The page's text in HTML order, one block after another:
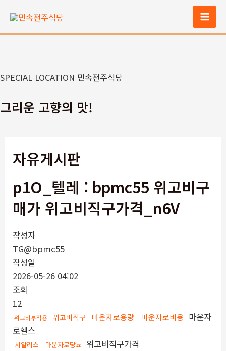
츠
너
기
Main
SPECIAL LOCATION 민속전주식당
그리운 고향의 맛!
자유게시판
p1O_텔레 : bpmc55 위고비구
매가 위고비직구가격_n6V
작성자
TG@bpmc55
작성일
2026-05-26 04:02
조회
12
위고비부작용 위고비직구 마운자로용량 마운자로비용 마운자
로헬스
시알리스 마운자로당뇨 위고비직구가격